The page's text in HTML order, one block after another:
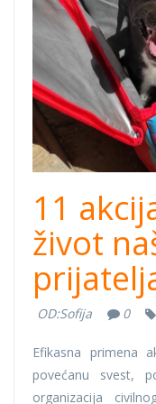
11
život
OD:Sofija 0
Efikasna primena
povećanu svest,
organizacija